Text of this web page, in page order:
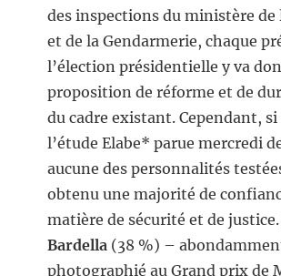
des inspections du ministère de
et de la Gendarmerie, chaque
l’élection présidentielle y va
proposition de réforme et de
du cadre existant. Cependant,
l’étude Elabe* parue mercredi
aucune des personnalités
obtenu une majorité de
matière de sécurité et de justice.
Bardella (38 %) –
photographié au Grand prix de